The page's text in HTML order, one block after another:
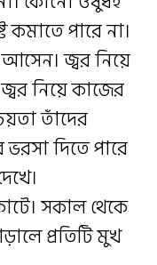
কমাতে পারে না।
জ্বর নিয়ে
নিয়ে কাজের
তাঁদের
দিতে পারে
সকাল থেকে
প্রতিটি মুখ